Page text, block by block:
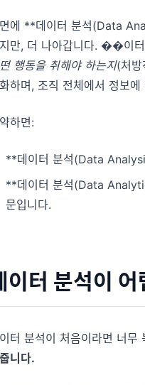
에 **데이터 분석(Data
만, 더 나아갑니다. ��이
행동을 취해야 하는지(처방
하며, 조직 전체에서 정보
하면:
**데이터 분석(Data
**데이터 분석(Data
문입니다.
이터 분석이 어
터 분석이 처음이라면 너무
니다.